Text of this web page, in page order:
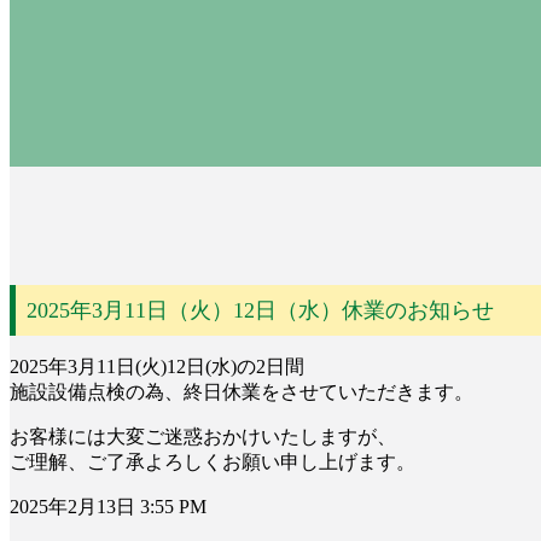
2025年3月11日（火）12日（水）休業のお知らせ
2025年3月11日(火)12日(水)の2日間
施設設備点検の為、終日休業をさせていただきます。
お客様には大変ご迷惑おかけいたしますが、
ご理解、ご了承よろしくお願い申し上げます。
2025年2月13日 3:55 PM